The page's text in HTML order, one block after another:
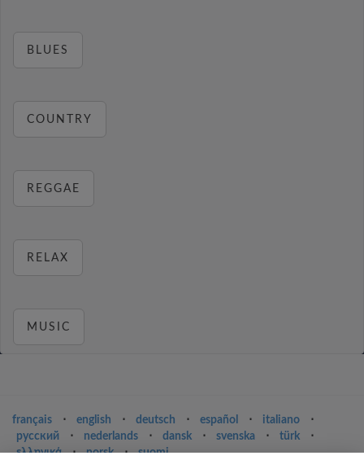
BLUES
COUNTRY
REGGAE
RELAX
MUSIC
français ⋅ english ⋅ deutsch ⋅ español ⋅ italiano
⋅
русский
⋅ nederlands ⋅ dansk ⋅ svenska ⋅ türk
⋅
ελληνικά
⋅ norsk ⋅ suomi